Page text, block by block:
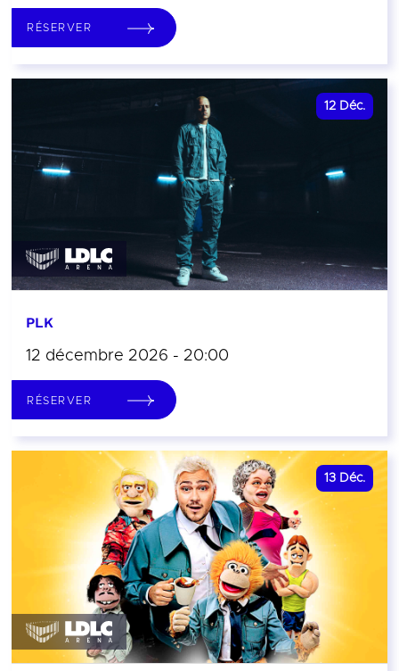
RÉSERVER
12 Déc.
PLK
12 décembre 2026 - 20:00
RÉSERVER
13 Déc.